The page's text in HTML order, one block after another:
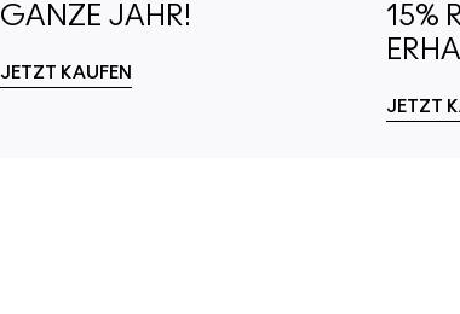
GANZE JAHR!
JETZT KAUFEN
15%
JETZT